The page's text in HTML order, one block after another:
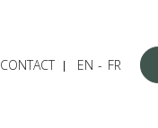
CONTACT EN FR